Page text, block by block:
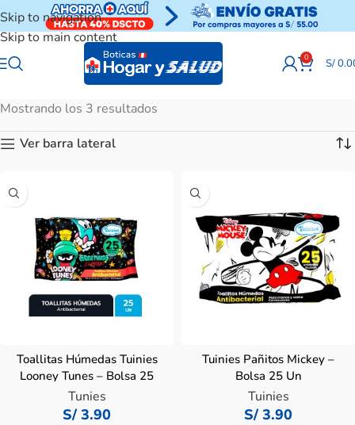
Skip to navigation
Skip to main content
0 S/
Mostrando los 3 resultados
Ver barra lateral
Toallitas Húmedas Tuinies
Looney Tunes – Bolsa 25
UN
Tunies
S/ 3.90
Tuinies Pañitos Mickey –
Bolsa 25 Un
Tuinies
S/ 3.90